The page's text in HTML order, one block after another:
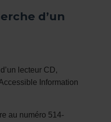
d’un
lecteur CD,
Information
au numéro 514-